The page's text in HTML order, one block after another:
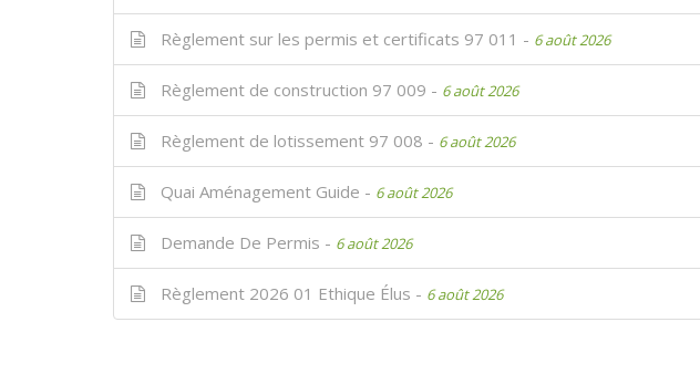
Règlement sur les permis et certificats 97 011 - 6 août 2026
Règlement de construction 97 009 - 6 août 2026
Règlement de lotissement 97 008 - 6 août 2026
Quai Aménagement Guide - 6 août 2026
Demande De Permis - 6 août 2026
Règlement 2026 01 Ethique Élus - 6 août 2026